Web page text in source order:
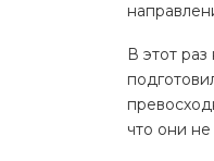
В этот
что они